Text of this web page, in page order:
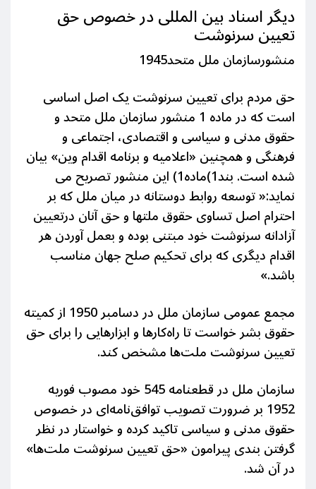
دیگر اسناد بین المللی در خصوص حق
تعیین سرنوشت
منشورسازمان ملل متحد1945
حق مردم برای تعیین سرنوشت یک اصل اساسی
است که در ماده 1 منشور سازمان ملل متحد و
حقوق مدنی و سیاسی و اقتصادی، اجتماعی و
فرهنگی و همچنین «اعلامیه و برنامه اقدام وین» بیان
شده است. بند1)ماده1) این منشور تصریح می
نماید:«توسعه روابط دوستانه در میان ملل که بر
احتراماصل تساوی حقوق ملتها و حق آنان درتعیین
آزادانه سرنوشت خود مبتنی بوده و بعمل آوردن هر
اقدامدیگری که برای تحکیم صلح جهان مناسب
باشد.»
مجمع عمومی سازمان ملل در دسامبر 1950 از کمیته
حقوق بشر خواست تا راه‌کارهاوابزارهایی را برای حق
تعیین سرنوشت ملت‌ها مشخص کند.
سازمان ملل در قطعنامه 545 خود مصوب فوریه
1952 بر ضرورت تصویب توافق‌نامه‌ای در خصوص
حقوق مدنی و سیاسی تاکید کرده و خواستار در نظر
گرفتن بندی پیرامون «حق تعیین سرنوشت ملت‌ها»
در آن شد.